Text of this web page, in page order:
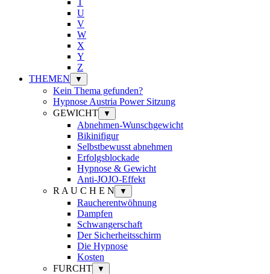
U
V
W
X
Y
Z
THEMEN
▼
Kein Thema gefunden?
Hypnose Austria Power Sitzung
GEWICHT
▼
Abnehmen-Wunschgewicht
Bikinifigur
Selbstbewusst abnehmen
Erfolgsblockade
Hypnose & Gewicht
Anti-JOJO-Effekt
R A U C H E N
▼
Raucherentwöhnung
Dampfen
Schwangerschaft
Der Sicherheitsschirm
Die Hypnose
Kosten
FURCHT
▼